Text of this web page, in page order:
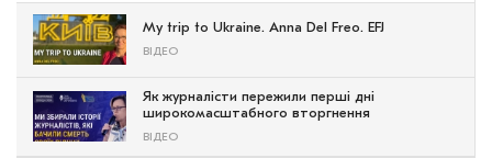
My trip to Ukraine. Anna Del Freo. EFJ
ВІДЕО
Як журналісти пережили перші дні
широкомасштабного вторгнення
ВІДЕО